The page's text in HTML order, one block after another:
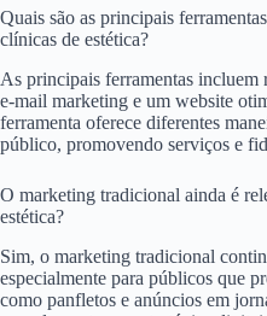
Quais são as principais
clínicas de estética?
As principais ferramentas incluem
e-mail marketing e um website
ferramenta oferece diferentes
público, promovendo serviços e
O marketing tradicional ainda é
estética?
Sim, o marketing tradicional
especialmente para públicos que
como panfletos e anúncios em